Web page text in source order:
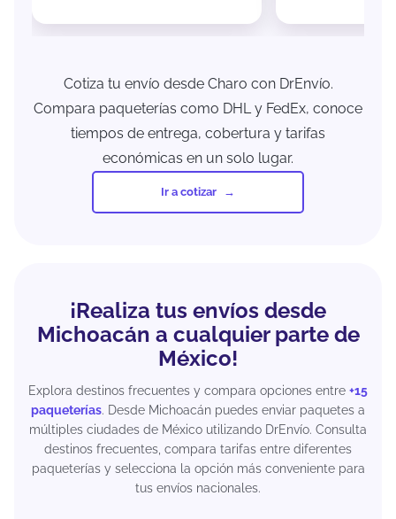
Cotiza tu envío desde Charo con DrEnvío.
Compara paqueterías como DHL y FedEx, conoce
tiempos de entrega, cobertura y tarifas
económicas en un solo lugar.
Ir a cotizar
¡Realiza tus envíos desde
Michoacán a cualquier parte de
México!
Explora destinos frecuentes y compara opciones entre +15
paqueterías. Desde Michoacán puedes enviar paquetes a
múltiples ciudades de México utilizando DrEnvío. Consulta
destinos frecuentes, compara tarifas entre diferentes
paqueterías y selecciona la opción más conveniente para
tus envíos nacionales.